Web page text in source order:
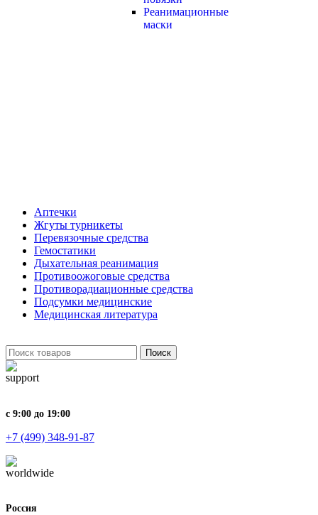
Реанимационные
маски
Аптечки
Жгуты турникеты
Перевязочные средства
Гемостатики
Дыхательная реанимация
Противоожоговые средства
Противорадиационные средства
Подсумки медицинские
Медицинская литература
Поиск
с 9:00 до 19:00
+7 (499) 348-91-87
Россия